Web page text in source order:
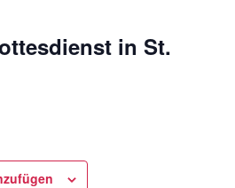
in St.